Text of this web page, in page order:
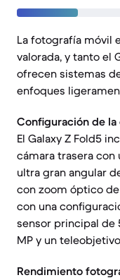
La fotografía móvil
valorada, y tanto el
ofrecen sistemas
enfoques
Configuración de la
El Galaxy Z Fold5
cámara trasera con
ultra gran angular
con zoom óptico
con una
sensor principal de
MP y un
Rendimiento